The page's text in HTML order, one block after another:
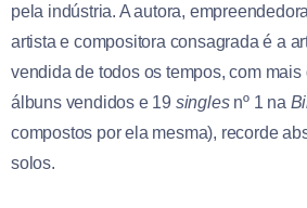
pela indústria. A autora,
artista e compositora consagrada é a
vendida de todos os tempos, com
álbuns vendidos e 19 singles nº 1 na
compostos por ela mesma), recorde
solos.